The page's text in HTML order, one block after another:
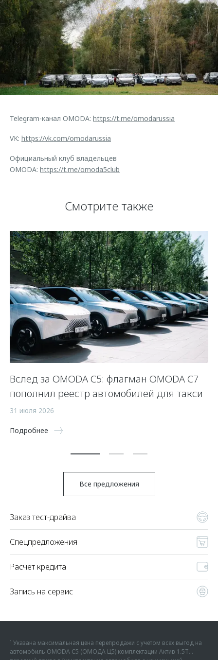
Telegram-канал OMODA: https://t.me/omodarussia
VK: https://vk.com/omodarussia
Официальный клуб владельцев
OMODA: https://t.me/omoda5club
Смотрите также
Вслед за OMODA C5: флагман OMODA C7
пополнил реестр автомобилей для такси
31 июля 2026
Подробнее
Все предложения
Заказ тест-драйва
Спецпредложения
Расчет кредита
Запись на сервис
¹ Указана максимальная цена перепродажи с учетом всех выгод на
автомобиль OMODA C5 (ОМОДА Ц5) комплектации Актив 1.5Т